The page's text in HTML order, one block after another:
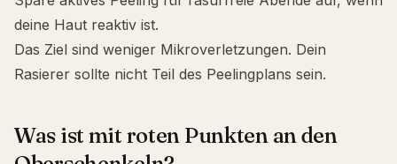
deine Haut reaktiv ist.
Das Ziel sind weniger Mikroverletzungen. Dein
Rasierer sollte nicht Teil des Peelingplans sein.
Was ist mit roten Punkten an den